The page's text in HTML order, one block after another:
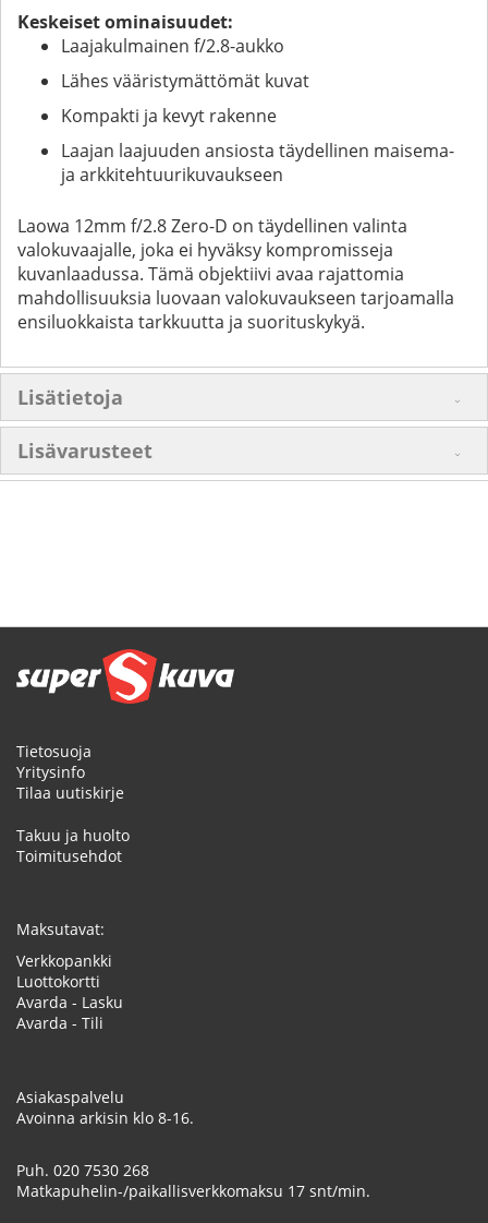
Keskeiset ominaisuudet:
Laajakulmainen f/2.8-aukko
Lähes vääristymättömät kuvat
Kompakti ja kevyt rakenne
Laajan laajuuden ansiosta täydellinen maisema-
ja arkkitehtuurikuvaukseen
Laowa 12mm f/2.8 Zero-D on täydellinen valinta
valokuvaajalle, joka ei hyväksy kompromisseja
kuvanlaadussa. Tämä objektiivi avaa rajattomia
mahdollisuuksia luovaan valokuvaukseen tarjoamalla
ensiluokkaista tarkkuutta ja suorituskykyä.
Lisätietoja
Lisävarusteet
Tietosuoja
Yritysinfo
Tilaa uutiskirje
Takuu ja huolto
Toimitusehdot
Maksutavat:
Verkkopankki
Luottokortti
Avarda - Lasku
Avarda - Tili
Asiakaspalvelu
Avoinna arkisin klo 8-16.
Puh. 020 7530 268
Matkapuhelin-/paikallisverkkomaksu 17 snt/min.